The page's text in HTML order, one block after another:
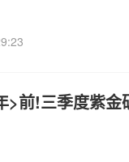
>前!三季度紫金